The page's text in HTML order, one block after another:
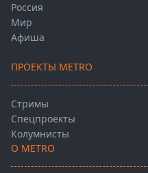
Россия
Мир
Афиша
ПРОЕКТЫ METRO
Стримы
Спецпроекты
Колумнисты
О METRO